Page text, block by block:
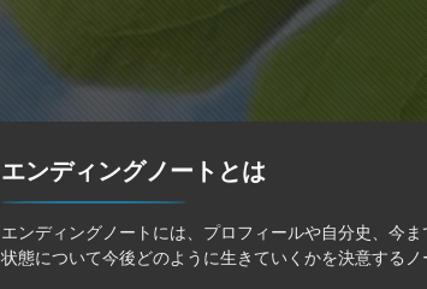
エンディングノートとは
エンディングノートには、プロフィールや自分史、今
状態について今後どのように生きていくかを決意する